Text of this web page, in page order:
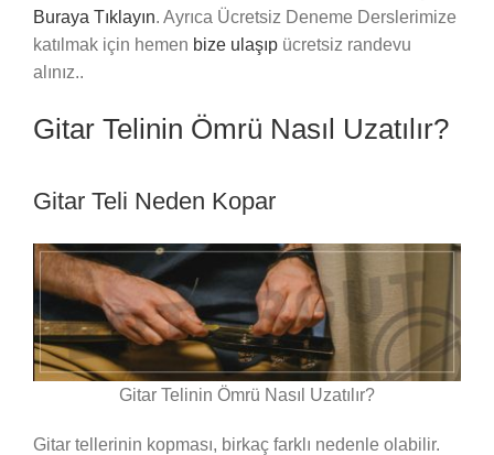
Buraya Tıklayın. Ayrıca Ücretsiz Deneme Derslerimize
katılmak için hemen bize ulaşıpücretsiz randevu
alınız..
Gitar Telinin Ömrü Nasıl Uzatılır?
Gitar Teli Neden Kopar
Gitar Telinin Ömrü Nasıl Uzatılır?
Gitar tellerinin kopması, birkaç farklı nedenle olabilir.